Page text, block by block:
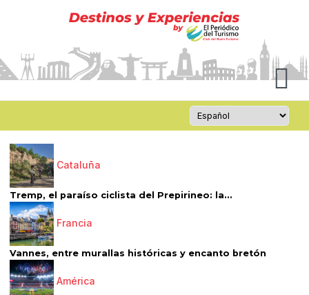
Cataluña
Tremp, el paraíso ciclista del Prepirineo: la...
Francia
Vannes, entre murallas históricas y encanto bretón
América